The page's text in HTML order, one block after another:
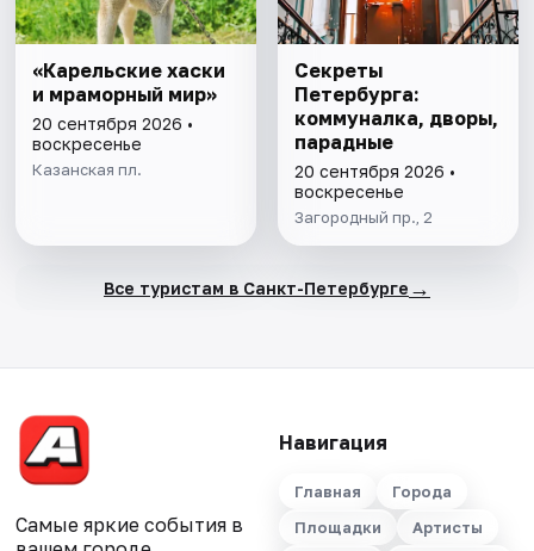
«Карельские хаски
и мраморный мир»
20 сентября 2026 •
воскресенье
Казанская пл.
Секреты
Петербурга:
коммуналка, дворы,
парадные
20 сентября 2026 •
воскресенье
Загородный пр., 2
Все туристам в Санкт-Петербурге →
Самые яркие события в
Навигация
Главная
Города
Площадки
Артисты